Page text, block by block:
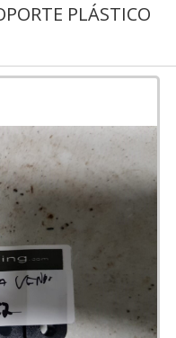
PLÁSTICO